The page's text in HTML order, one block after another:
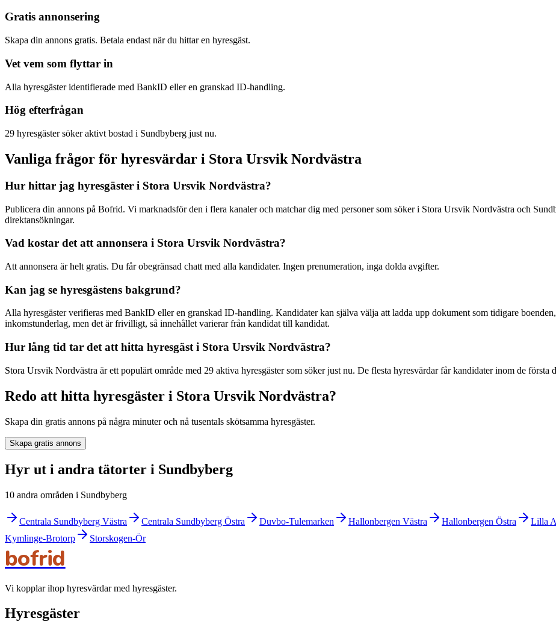
Gratis annonsering
Skapa din annons gratis. Betala endast när du hittar en hyresgäst.
Vet vem som flyttar in
Alla hyresgäster identifierade med BankID eller en granskad ID-handling.
Hög efterfrågan
29 hyresgäster söker aktivt bostad i Sundbyberg just nu.
Vanliga frågor för hyresvärdar i Stora Ursvik Nordvästra
Hur hittar jag hyresgäster i Stora Ursvik Nordvästra?
Publicera din annons på Bofrid. Vi marknadsför den i flera kanaler och matchar dig med personer som söker i Stora Ursvik Nordvästra och
direktansökningar.
Vad kostar det att annonsera i Stora Ursvik Nordvästra?
Att annonsera är helt gratis. Du får obegränsad chatt med alla kandidater. Ingen prenumeration, inga dolda avgifter.
Kan jag se hyresgästens bakgrund?
Alla hyresgäster verifieras med BankID eller en granskad ID-handling. Kandidater kan själva välja att ladda upp dokument som tidigare
inkomstunderlag, men det är frivilligt, så innehållet varierar från kandidat till kandidat.
Hur lång tid tar det att hitta hyresgäst i Stora Ursvik Nordvästra?
Stora Ursvik Nordvästra är ett populärt område med 29 aktiva hyresgäster som söker just nu. De flesta hyresvärdar får kandidater inom de första
Redo att hitta hyresgäster i Stora Ursvik Nordvästra?
Skapa din gratis annons på några minuter och nå tusentals skötsamma hyresgäster.
Skapa gratis annons
Hyr ut i andra tätorter i Sundbyberg
10 andra områden i Sundbyberg
Centrala Sundbyberg Västra Centrala Sundbyberg Östra Duvbo-Tulemarken Hallonbergen Västra Hallonbergen Östra Lilla
Kymlinge-Brotorp
Storskogen-Ör
bofrid
Vi kopplar ihop hyresvärdar med hyresgäster.
Hyresgäster